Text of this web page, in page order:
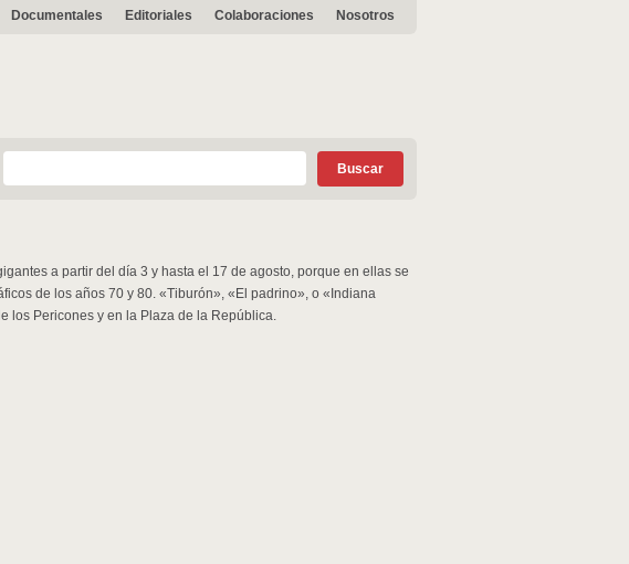
Documentales Editoriales Colaboraciones Nosotros
a partir del día 3 y hasta el 17 de agosto, porque en ellas se
de los años 70 y 80. «Tiburón», «El padrino», o «Indiana
los Pericones y en la Plaza de la República.